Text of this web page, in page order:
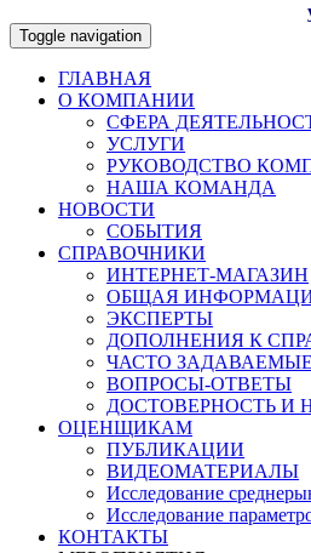
Toggle navigation
ГЛАВНАЯ
О КОМПАНИИ
СФЕРА
УСЛУГИ
РУКОВОДСТВО
НАША КОМАНДА
НОВОСТИ
СОБЫТИЯ
СПРАВОЧНИКИ
ИНТЕРНЕТ-МАГАЗИН
ОБЩАЯ
ЭКСПЕРТЫ
ДОПОЛНЕНИЯ К
ЧАСТО
ВОПРОСЫ-ОТВЕТЫ
ДОСТОВЕРНОСТЬ И
ОЦЕНЩИКАМ
ПУБЛИКАЦИИ
ВИДЕОМАТЕРИАЛЫ
Исследование
Исследование
КОНТАКТЫ